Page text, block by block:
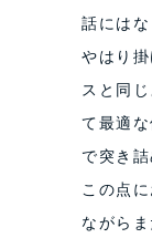
話にはな
やはり
スと同
て最適
で突き
この点
ながら